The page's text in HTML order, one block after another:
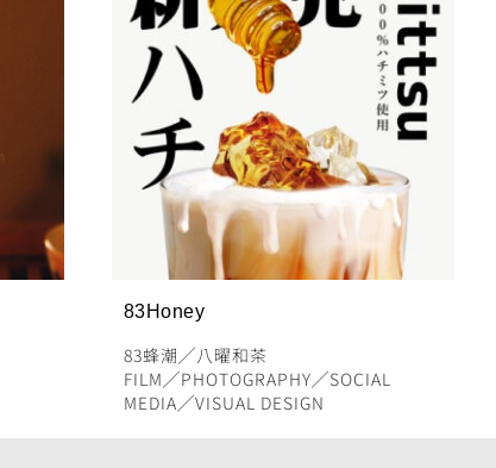
83Honey
83蜂潮╱八曜和茶
FILM╱PHOTOGRAPHY╱SOCIAL
MEDIA╱VISUAL DESIGN